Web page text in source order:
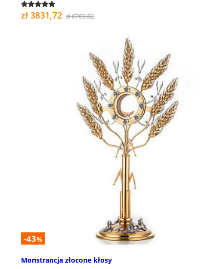
zł 3831,72 zł 6769,82
-43%
Monstrancja złocone kłosy